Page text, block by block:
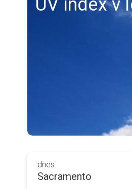
UV index v
dnes
Sacramento